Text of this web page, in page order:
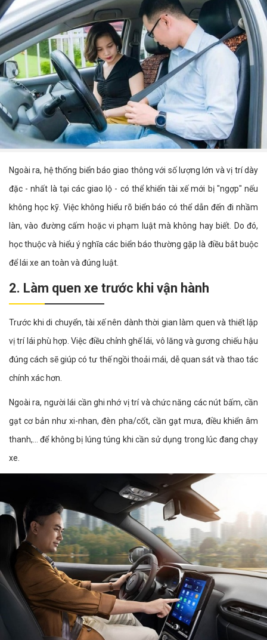
Ngoài ra, hệ thống biển báo giao thông với số lượng lớn và vị trí dày
đặc - nhất là tại các giao lộ - có thể khiến tài xế mới bị "ngợp" nếu
không học kỹ. Việc không hiểu rõ biển báo có thể dẫn đến đi nhầm
làn, vào đường cấm hoặc vi phạm luật mà không hay biết. Do đó,
học thuộc và hiểu ý nghĩa các biển báo thường gặp là điều bắt buộc
để lái xe an toàn và đúng luật.
2. Làm quen xe trước khi vận hành
Trước khi di chuyển, tài xế nên dành thời gian làm quen và thiết lập
vị trí lái phù hợp. Việc điều chỉnh ghế lái, vô lăng và gương chiếu hậu
đúng cách sẽ giúp có tư thế ngồi thoải mái, dễ quan sát và thao tác
chính xác hơn.
Ngoài ra, người lái cần ghi nhớ vị trí và chức năng các nút bấm, cần
gạt cơ bản như xi-nhan, đèn pha/cốt, cần gạt mưa, điều khiển âm
thanh,... để không bị lúng túng khi cần sử dụng trong lúc đang chạy
xe.